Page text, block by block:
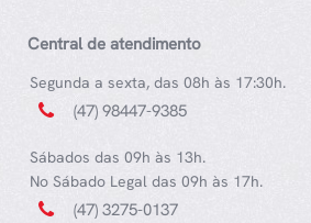
Central de atendimento
Segunda a sexta, das 08h às 17:30h.
(47) 98447-9385
Sábados das 09h às 13h.
No Sábado Legal das 09h às 17h.
(47) 3275-0137